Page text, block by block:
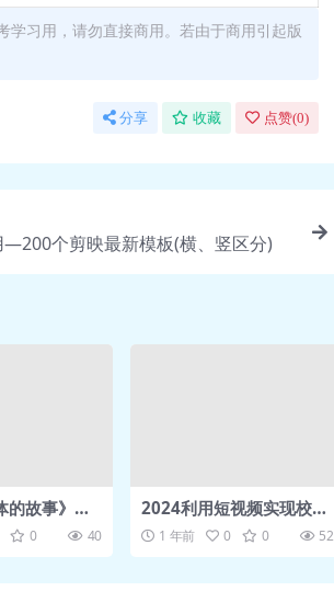
学习用，请勿直接商用。若由于商用引起版
分享 收藏 点赞(0)
—200个剪映最新模板(横、竖区分)
的故事》精
0 40
2024利用短视频实现校区
变现1 年前 0 0 52